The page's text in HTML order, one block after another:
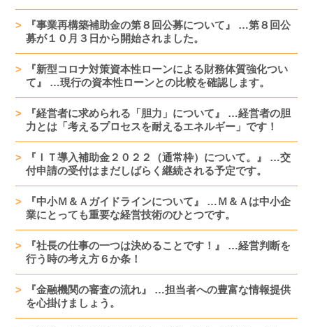
『事業再構築補助金の第８回公募について』 …第８回公
募が１０月３日から開始されました。
『新型コロナ対策資本性ローンによる財務体質強化つい
て』 …現行の資本性ローンとの比較を確認します。
『経営者に求められる「胆力」について』 …経営者の胆
力とは「考えるプロセスを耐えるエネルギー」です！
『ＩＴ導入補助金２０２２（通常枠）について。』 …交
付申請の受付はまだしばらく継続される予定です。
『中小Ｍ＆Ａガイドラインについて』 …Ｍ＆Ａは中小企
業にとっても重要な経営技術のひとつです。
『社長の仕事の一つは決めることです！』 …経営判断を
行う時の考え方６か条！
『金融機関の審査の流れ』 …担当者への豊富な情報提供
を心掛けましょう。